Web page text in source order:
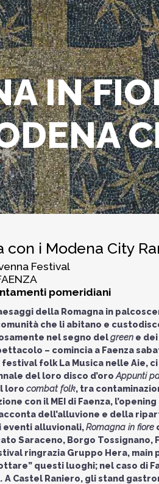
IN
con i Modena City
Festival
pomeridiani
della Romagna in
che li abitano e
nel segno delgreen e
– comincia a Faenza
festival folk La Musica nelle Aie,
del loro disco d’oro Appunti
loro combat folk, tra
con il MEI di Faenza, l’opening
dell’alluvione e della
alluvionali,Romagna in fiore
Saraceno, Borgo Tossignano,
ringrazia Gruppo Hera, main
questi luoghi; nel caso di
A Castel Raniero, gli stand